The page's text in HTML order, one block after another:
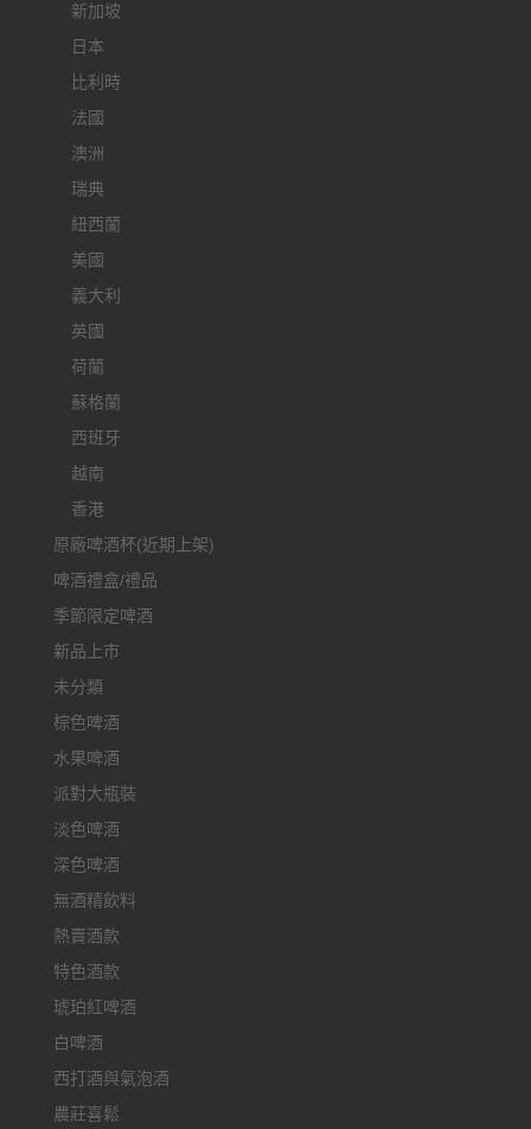
新加坡
日本
比利時
法國
澳洲
瑞典
紐西蘭
美國
義大利
英國
荷蘭
蘇格蘭
西班牙
越南
香港
原廠啤酒杯(近期上架)
啤酒禮盒/禮品
季節限定啤酒
新品上市
未分類
棕色啤酒
水果啤酒
派對大瓶裝
淡色啤酒
深色啤酒
無酒精飲料
熱賣酒款
特色酒款
琥珀紅啤酒
白啤酒
西打酒與氣泡酒
農莊喜鬆